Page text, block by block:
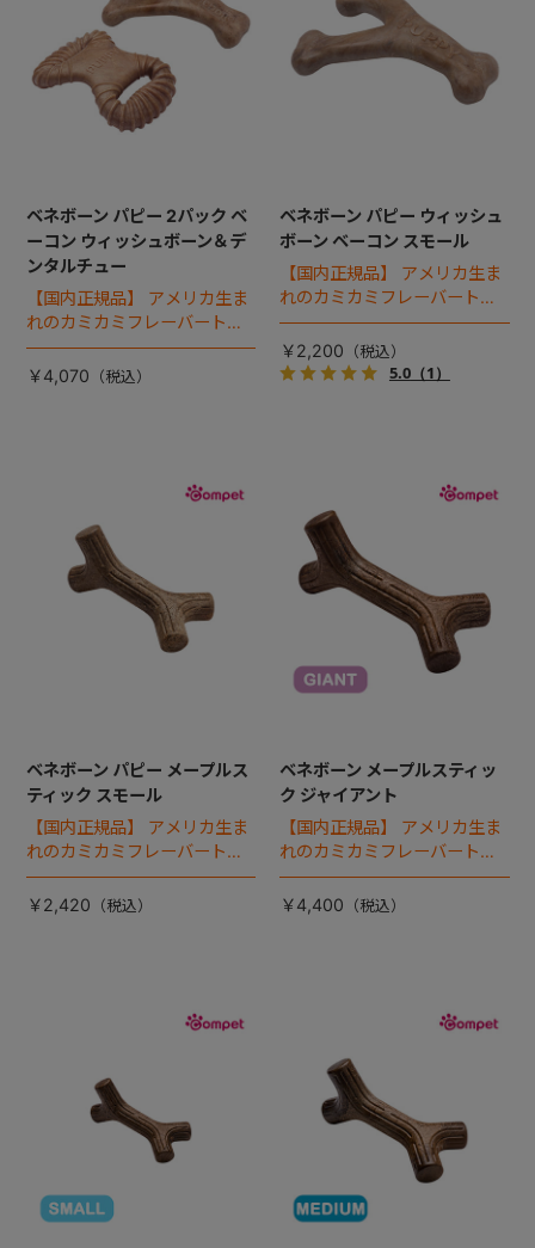
ベネボーン パピー 2パック ベ
ーコン ウィッシュボーン＆デ
ンタルチュー
【国内正規品】 アメリカ生ま
れのカミカミフレーバートイ
「ベネボーン」。約7kg未満
の歯が生える時期の仔犬専用
￥4,070
ベネボーン パピー ウィッシュ
ボーン ベーコン スモール
【国内正規品】 アメリカ生ま
れのカミカミフレーバートイ
「ベネボーン」。約14kg未満
向けの歯が生える時期の仔犬
専用として、やや柔らかい素
￥2,200
5.0（1）
ベネボーン パピー メープルス
ティック スモール
【国内正規品】 アメリカ生ま
れのカミカミフレーバートイ
「ベネボーン」。約14kg未満
向けの歯が生える時期の仔犬
￥2,420
ベネボーン メープルスティッ
ク ジャイアント
【国内正規品】 アメリカ生ま
れのカミカミフレーバートイ
「ベネボーン」。メープルス
ティックは、床に置いてもど
￥4,400